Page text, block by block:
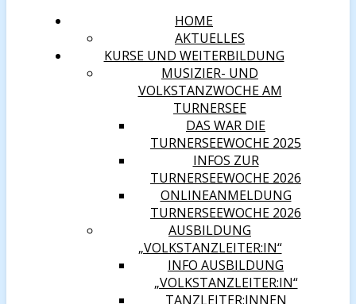
HOME
AKTUELLES
KURSE UND WEITERBILDUNG
MUSIZIER- UND
VOLKSTANZWOCHE AM
TURNERSEE
DAS WAR DIE
TURNERSEEWOCHE 2025
INFOS ZUR
TURNERSEEWOCHE 2026
ONLINEANMELDUNG
TURNERSEEWOCHE 2026
AUSBILDUNG
„VOLKSTANZLEITER:IN“
INFO AUSBILDUNG
„VOLKSTANZLEITER:IN“
TANZLEITER:INNEN